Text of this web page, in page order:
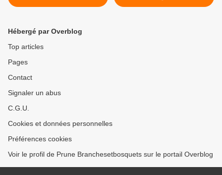
Hébergé par Overblog
Top articles
Pages
Contact
Signaler un abus
C.G.U.
Cookies et données personnelles
Préférences cookies
Voir le profil de Prune Branchesetbosquets sur le portail Overblog